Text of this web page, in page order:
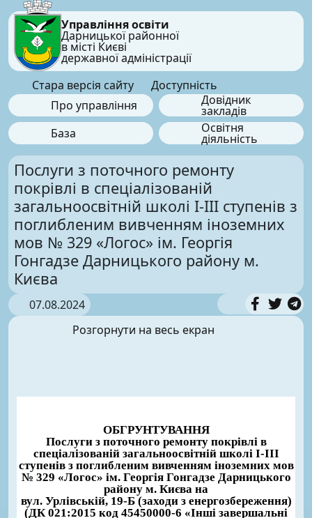
Управління освіти
Дарницької районної
в місті Києві
державної адміністрації
Стара версія сайту
Доступність
Про управління
Довідник
закладів
База
Освітня
діяльність
Послуги з поточного ремонту
покрівлі в спеціалізованій
загальноосвітній школі І-ІІІ ступенів з
поглибленим вивченням іноземних
мов № 329 «Логос» ім. Георгія
Гонгадзе Дарницького району м.
Києва
07.08.2024
Розгорнути на весь екран